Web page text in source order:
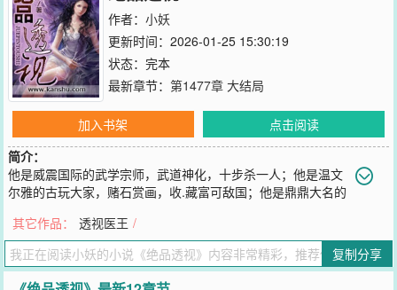
作者： 小妖
更新时间：2026-01-25 15:30:19
状态：完本
最新章节： 第1477章 大结局
加入书架
点击阅读
简介：
他是威震国际的武学宗师，武道神化，十步杀一人；他是温文
尔雅的古玩大家，赌石赏画，收.藏富可敌国；他是鼎鼎大名的
手，侦察之王，投资奇才，他便是张均，因机缘巧合之下，得到佛陀
眼珠舍利，从此遍阅世间美人，傲视天下！
您要是觉得《绝品透视》还不错的话请不要忘记向您QQ群和微博微信
里的朋友推荐哦！
其它作品： 透视医王 /
复制分享